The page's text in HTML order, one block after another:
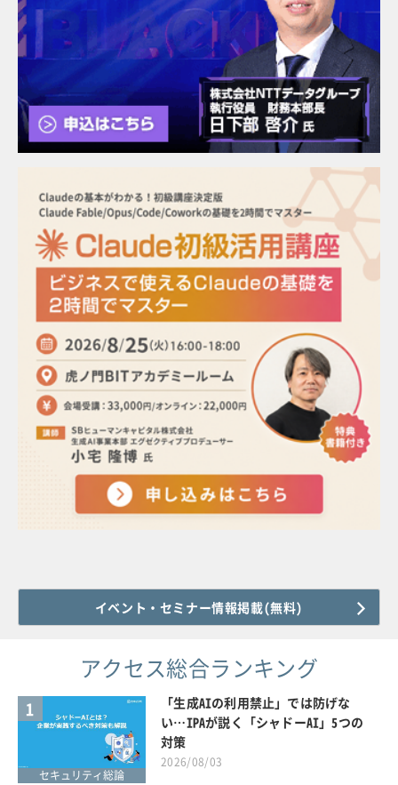
イベント・セミナー情報掲載(無料)
アクセス総合ランキング
1
セキュリティ総論
「生成AIの利用禁止」では防げな
い…IPAが説く「シャドーAI」5つの
対策
2026/08/03